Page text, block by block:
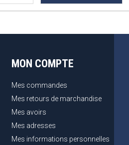
MON COMPTE
Mes commandes
Mes retours de marchandise
Mes avoirs
Mes adresses
Mes informations personnelles